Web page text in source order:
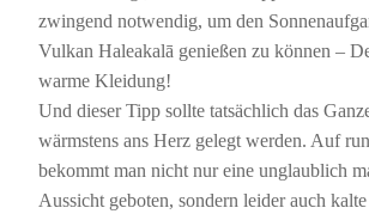
zwingend notwendig, um den
Vulkan Haleakalā genießen zu können –
warme Kleidung!
Und dieser Tipp sollte tatsächlich das
wärmstens ans Herz gelegt werden. Auf
bekommt man nicht nur eine unglaublich
Aussicht geboten, sondern leider auch